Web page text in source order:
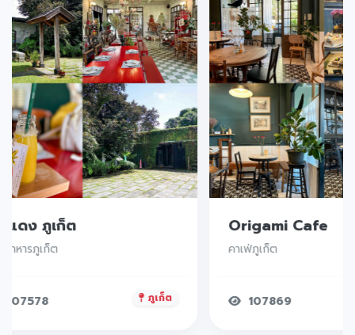
แดง ภูเก็ต
อาหารภูเก็ต
107578 ภูเก็ต
Origami Cafe
คาเฟ่ภูเก็ต
107869